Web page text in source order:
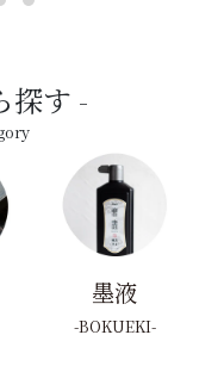
探す
墨液
BOKUEKI